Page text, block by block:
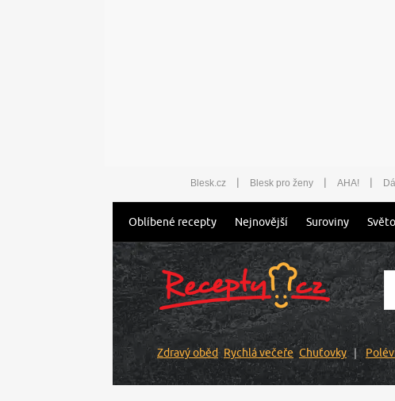
Blesk.cz | Blesk pro ženy | AHA! |
Oblíbené recepty Nejnovější Suroviny
Zdravý oběd Rychlá večeře Chuťovky